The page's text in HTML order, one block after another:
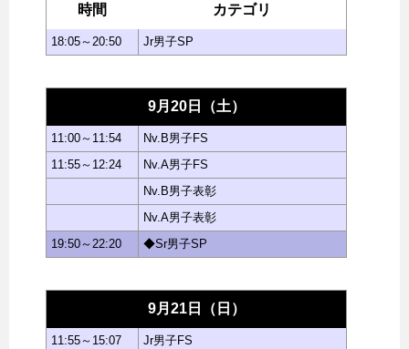
時間 カテゴリ
18:05～20:50 Jr男子SP
9月20日（土）
11:00～11:54
Nv.B男子FS
11:55～12:24
Nv.A男子FS
Nv.B男子表彰
Nv.A男子表彰
19:50～22:20
◆Sr男子SP
9月21日（日）
11:55～15:07
Jr男子FS